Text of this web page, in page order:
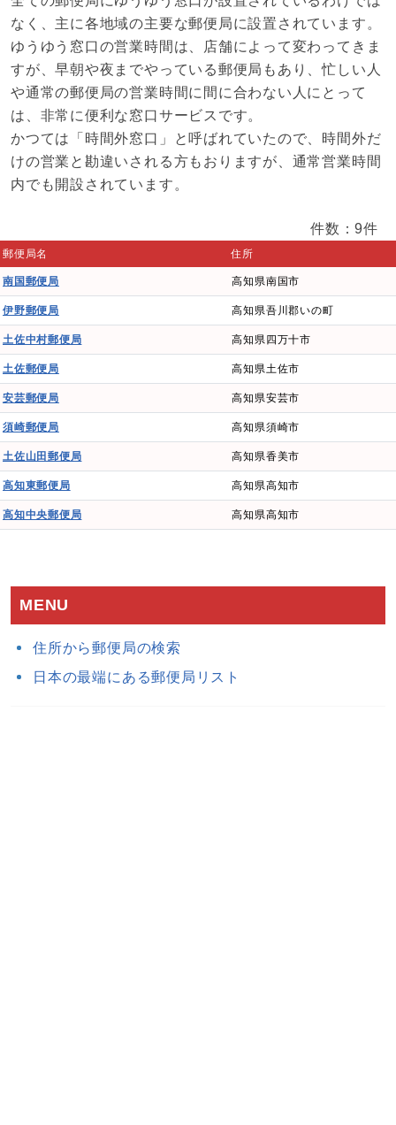
なく、主に各地域の主要な郵便局に設置されています。
ゆうゆう窓口の営業時間は、店舗によって変わってきま
すが、早朝や夜までやっている郵便局もあり、忙しい人
や通常の郵便局の営業時間に間に合わない人にとって
は、非常に便利な窓口サービスです。
かつては「時間外窓口」と呼ばれていたので、時間外だ
けの営業と勘違いされる方もおりますが、通常営業時間
内でも開設されています。
件数：9件
郵便局名 住所
南国郵便局 高知県南国市
伊野郵便局 高知県吾川郡いの町
土佐中村郵便局 高知県四万十市
土佐郵便局 高知県土佐市
安芸郵便局 高知県安芸市
須崎郵便局 高知県須崎市
土佐山田郵便局 高知県香美市
高知東郵便局 高知県高知市
高知中央郵便局 高知県高知市
MENU
住所から郵便局の検索
日本の最端にある郵便局リスト